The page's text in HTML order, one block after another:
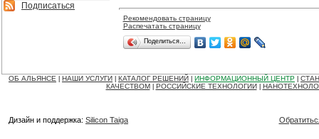
Подписаться
Рекомендовать страницу
Распечатать страницу
Поделиться…
ОБ АЛЬЯНСЕ НАШИ УСЛУГИ КАТАЛОГ РЕШЕНИЙ ИНФОРМАЦИОННЫЙ ЦЕНТР
КАЧЕСТВОМ
РОССИЙСКИЕ ТЕХНОЛОГИИ
Дизайн и поддержка: Silicon Taiga